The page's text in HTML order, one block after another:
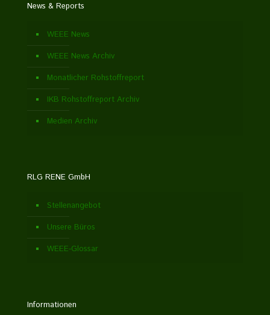
News & Reports
WEEE News
WEEE News Archiv
Monatlicher Rohstoffreport
IKB Rohstoffreport Archiv
Medien Archiv
RLG RENE GmbH
Stellenangebot
Unsere Büros
WEEE-Glossar
Informationen